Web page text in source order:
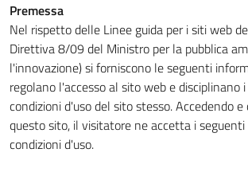
Premessa
Nel rispetto delle Linee guida per i siti web
Direttiva 8/09 del Ministro per la pubblica
l'innovazione) si forniscono le seguenti
regolano l'accesso al sito web e disciplinano
condizioni d'uso del sito stesso. Accedendo
questo sito, il visitatore ne accetta i
condizioni d'uso.